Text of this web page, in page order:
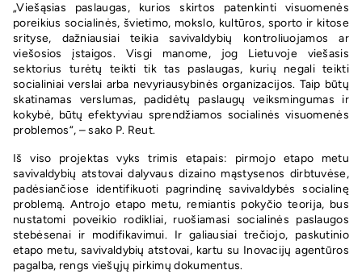
„Viešąsias paslaugas, kurios skirtos patenkinti visuomenės
poreikius socialinės, švietimo, mokslo, kultūros, sporto ir kitose
srityse, dažniausiai teikia savivaldybių kontroliuojamos ar
viešosios įstaigos. Visgi manome, jog Lietuvoje viešasis
sektorius turėtų teikti tik tas paslaugas, kurių negali teikti
socialiniai verslai arba nevyriausybinės organizacijos. Taip būtų
skatinamas verslumas, padidėtų paslaugų veiksmingumas ir
kokybė, būtų efektyviau sprendžiamos socialinės visuomenės
problemos“, – sako P. Reut.
Iš viso projektas vyks trimis etapais: pirmojo etapo metu
savivaldybių atstovai dalyvaus dizaino mąstysenos dirbtuvėse,
padėsiančiose identifikuoti pagrindinę savivaldybės socialinę
problemą. Antrojo etapo metu, remiantis pokyčio teorija, bus
nustatomi poveikio rodikliai, ruošiamasi socialinės paslaugos
stebėsenai ir modifikavimui. Ir galiausiai trečiojo, paskutinio
etapo metu, savivaldybių atstovai, kartu su Inovacijų agentūros
pagalba, rengs viešųjų pirkimų dokumentus.